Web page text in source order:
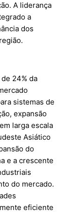
A liderança
a
dos
24% da
sistemas de
expansão
larga escala
Asiático
do
e a crescente
do mercado.
eficiente